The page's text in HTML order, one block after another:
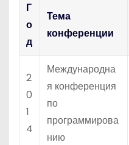
Г
о
д
Тема
конференции
2
0
1
4
Международна
я конференция
по
программирова
нию